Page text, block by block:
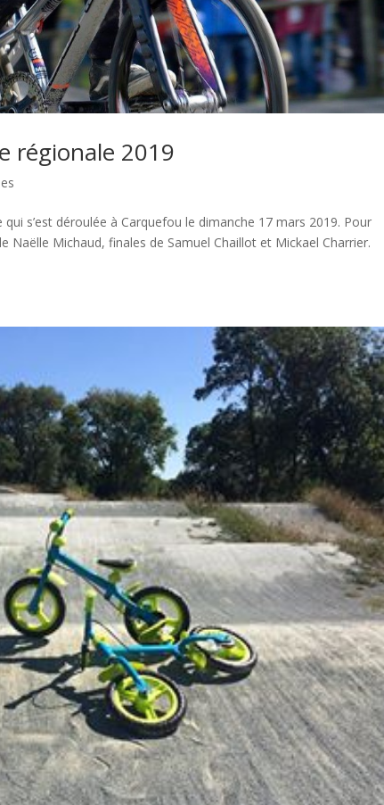
régionale 2019
s’est déroulée à Carquefou le dimanche 17 mars 2019. Pour
Naëlle Michaud, finales de Samuel Chaillot et Mickael Charrier.